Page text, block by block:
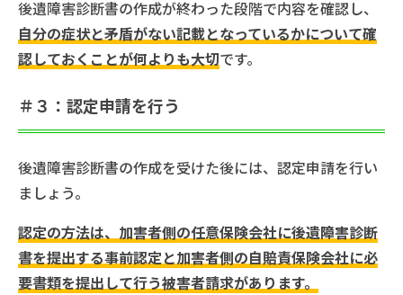
後遺障害診断書の作成が終わった段階で内容を確認し、
自分の症状と矛盾がない記載となっているかについて確
認しておくことが何よりも大切です。
＃３：認定申請を行う
後遺障害診断書の作成を受けた後には、認定申請を行い
ましょう。
認定の方法は、加害者側の任意保険会社に後遺障害診断
書を提出する事前認定と加害者側の自賠責保険会社に必
要書類を提出して行う被害者請求があります。